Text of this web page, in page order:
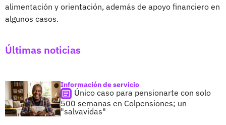
alimentación y orientación, además de apoyo financiero en
algunos casos.
Últimas noticias
Información de servicio
Único caso para pensionarte con solo
500 semanas en Colpensiones; un
"salvavidas"